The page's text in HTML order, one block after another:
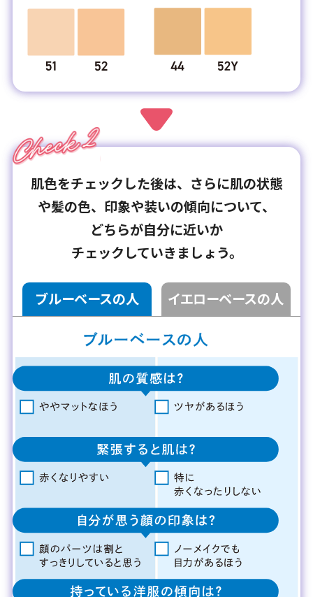
肌色をチェックした後は、さらに肌の状態
や髪の色、印象や装いの傾向について、
どちらが自分に近いか
チェックしていきましょう。
ブルーベースの人 イエローベースの人